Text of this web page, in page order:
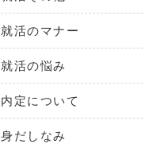
就活のマナー
就活の悩み
内定について
身だしなみ